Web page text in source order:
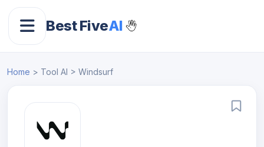
Best FiveAI
Home > Tool AI > Windsurf